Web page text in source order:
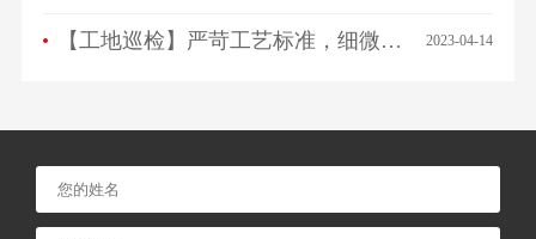
【工地巡检】严苛工艺标准，细微之处见品质！ 2023-04-14